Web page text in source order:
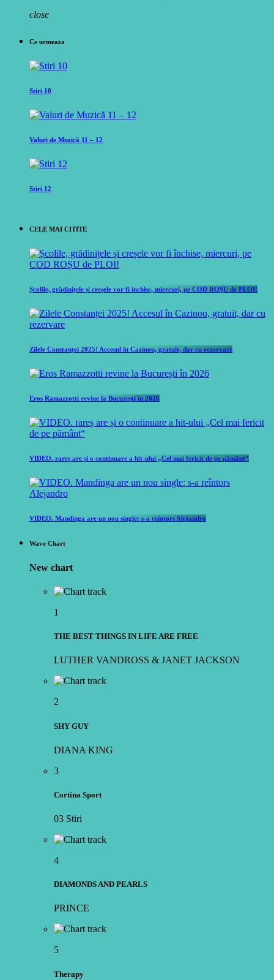
close
Ce urmeaza
Stiri 10
Valuri de Muzică 11 – 12
Stiri 12
CELE MAI CITITE
Școlile, grădinițele și creșele vor fi închise, miercuri, pe COD ROȘU de PLOI!
Zilele Constanței 2025! Accesul în Cazinou, gratuit, dar cu rezervare
Eros Ramazzotti revine la București în 2026
VIDEO. rareș are și o continuare a hit-ului „Cel mai fericit de pe pământ“
VIDEO. Mandinga are un nou single: s-a reîntors Alejandro
Wave Chart
New chart
1
THE BEST THINGS IN LIFE ARE FREE
LUTHER VANDROSS & JANET JACKSON
2
SHY GUY
DIANA KING
3
Cortina Sport
03 Stiri
4
DIAMONDS AND PEARLS
PRINCE
5
Therapy